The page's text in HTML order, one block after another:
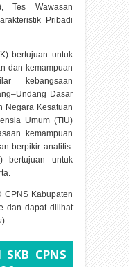
Tes Wawasan
Pribadi
bertujuan untuk
dan kemampuan
kebangsaan
Dasar
Negara Kesatuan
Umum (TIU)
kemampuan
berpikir analitis.
bertujuan untuk
CPNS Kabupaten
dan dapat dilihat
).
CPNS